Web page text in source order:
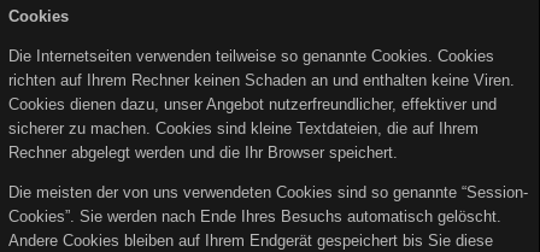
Cookies
Die Internetseiten verwenden teilweise so genannte Cookies. Cookies
richten auf Ihrem Rechner keinen Schaden an und enthalten keine Viren.
Cookies dienen dazu, unser Angebot nutzerfreundlicher, effektiver und
sicherer zu machen. Cookies sind kleine Textdateien, die auf Ihrem
Rechner abgelegt werden und die Ihr Browser speichert.
Die meisten der von uns verwendeten Cookies sind so genannte “Session-
Cookies”. Sie werden nach Ende Ihres Besuchs automatisch gelöscht.
Andere Cookies bleiben auf Ihrem Endgerät gespeichert bis Sie diese